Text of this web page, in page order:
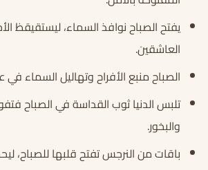
يفتح الصباح نوافذ السماء، ليستقيقظ
العاشقين.
الصباح منبع الأفراح وتهاليل السماء
تلبس الدنيا ثوب القداسة في الصباح
والبخور.
باقات من النرجس تفتح قلبها للصباح،